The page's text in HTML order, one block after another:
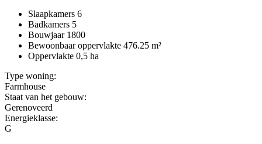
Slaapkamers 6
Badkamers 5
Bouwjaar 1800
Bewoonbaar oppervlakte 476.25 m²
Oppervlakte 0,5 ha
Type woning:
Farmhouse
Staat van het gebouw:
Gerenoveerd
Energieklasse:
G